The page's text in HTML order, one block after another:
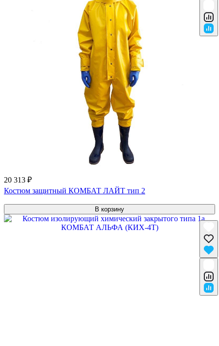
20 313 ₽
Костюм защитный КОМБАТ ЛАЙТ тип 2
В корзину